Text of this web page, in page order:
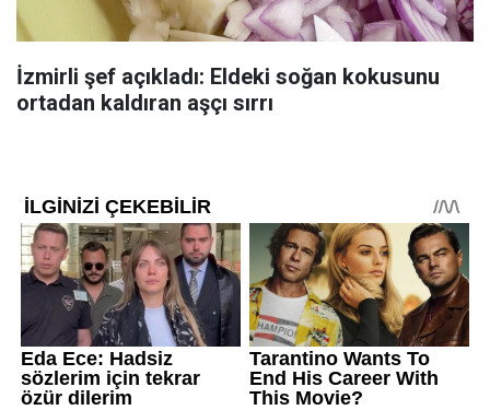
İzmirli şef açıkladı: Eldeki soğan kokusunu
ortadan kaldıran aşçı sırrı